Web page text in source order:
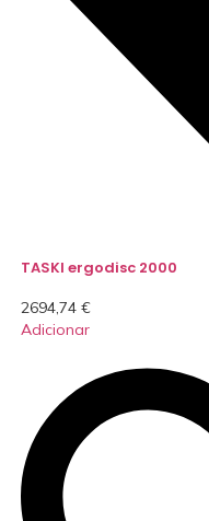
TASKI ergodisc 2000
2694,74 €
Adicionar